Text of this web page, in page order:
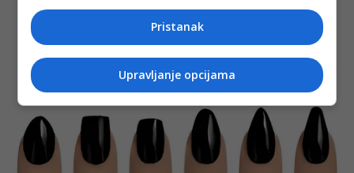
Pristanak
Upravljanje opcijama